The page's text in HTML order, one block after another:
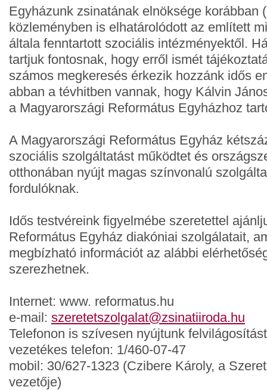
Egyházunk zsinatának elnöksége korábban
közleményben is elhatárolódott az említett
általa fenntartott szociális intézményektől.
tartjuk fontosnak, hogy erről ismét
számos megkeresés érkezik hozzánk idős
abban a tévhitben vannak, hogy Kálvin
a Magyarországi Református Egyházhoz
A Magyarországi Református Egyház
szociális szolgáltatást működtet és
otthonában nyújt magas színvonalú
fordulóknak.
Idős testvéreink figyelmébe szeretettel
Református Egyház diakóniai szolgálatait,
megbízható információt az alábbi
szerezhetnek.
Internet: www. reformatus.hu
e-mail: szeretetszolgalat@zsinatiiroda.hu
Telefonon is szívesen nyújtunk
vezetékes telefon: 1/460-07-47
mobil: 30/627-1323 (Czibere Károly, a
vezetője)